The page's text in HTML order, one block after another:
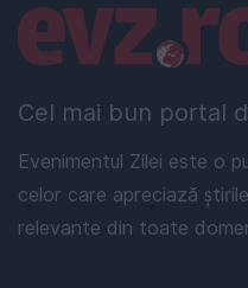
Cel mai bun portal
Evenimentul Zilei este o
celor care apreciază
relevante din toate
Linkuri utile